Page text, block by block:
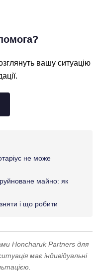
вашу ситуацію
не може
майно: як
і що робити
Honcharuk Partners для
має індивідуальні